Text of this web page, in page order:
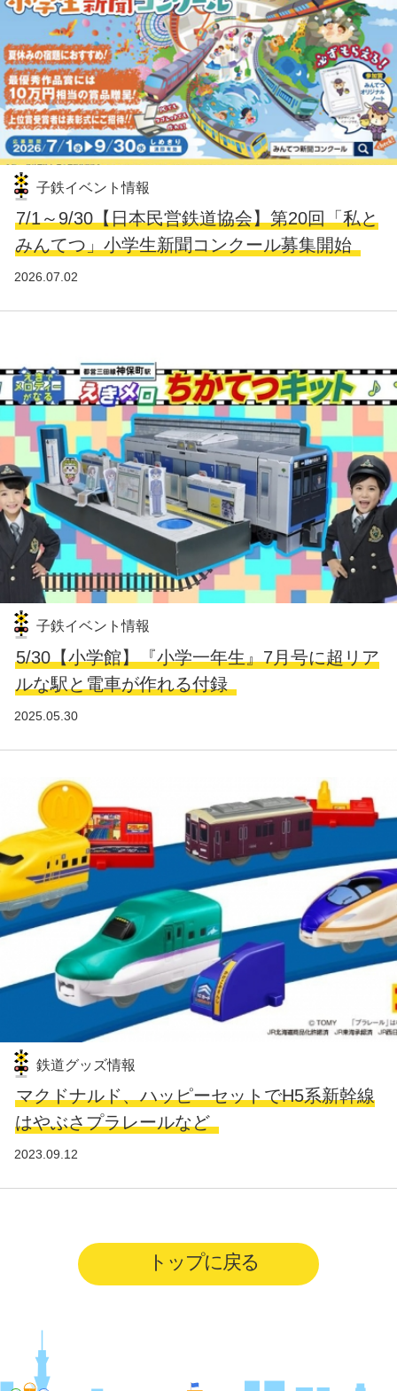
子鉄イベント情報
7/1～9/30【日本民営鉄道協会】第20回「私と
みんてつ」小学生新聞コンクール募集開始
2026.07.02
子鉄イベント情報
5/30【小学館】『小学一年生』7月号に超リア
ルな駅と電車が作れる付録
2025.05.30
鉄道グッズ情報
マクドナルド、ハッピーセットでH5系新幹線
はやぶさプラレールなど
2023.09.12
トップに戻る